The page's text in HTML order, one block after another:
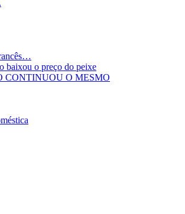
baixou o preço do peixe
CONTINUOU O MESMO